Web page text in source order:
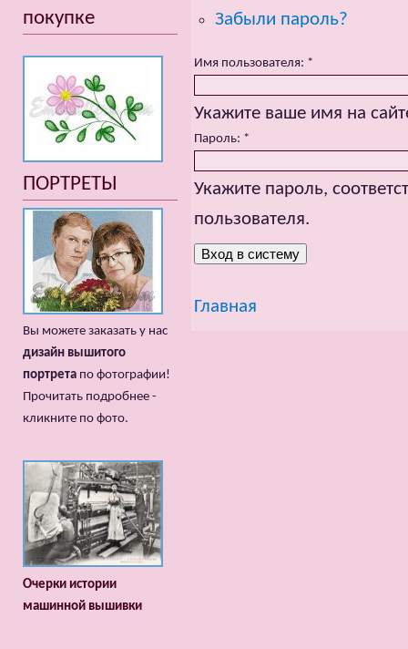
Забыли пароль?
Имя пользователя: *
Укажите ваше имя на
Пароль: *
Укажите пароль,
пользователя.
Главная
покупке
ПОРТРЕТЫ
Вы можете заказать у нас
дизайн вышитого
портрета по фотографии!
Прочитать подробнее -
кликните по фото.
Очерки истории
машинной вышивки